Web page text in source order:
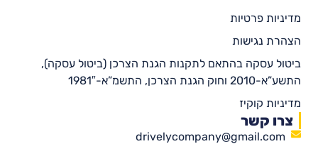
מדיניות פרטיות
הצהרת נגישות
ביטול עסקה בהתאם לתקנות הגנת הצרכן (ביטול עסקה),
התשע”א-2010 וחוק הגנת הצרכן, התשמ”א-1981″
מדיניות קוקיז
צרו קשר
drivelycompany@gmail.com